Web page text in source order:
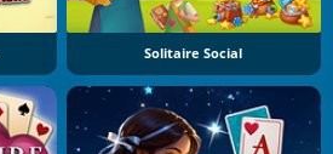
Solitaire Social